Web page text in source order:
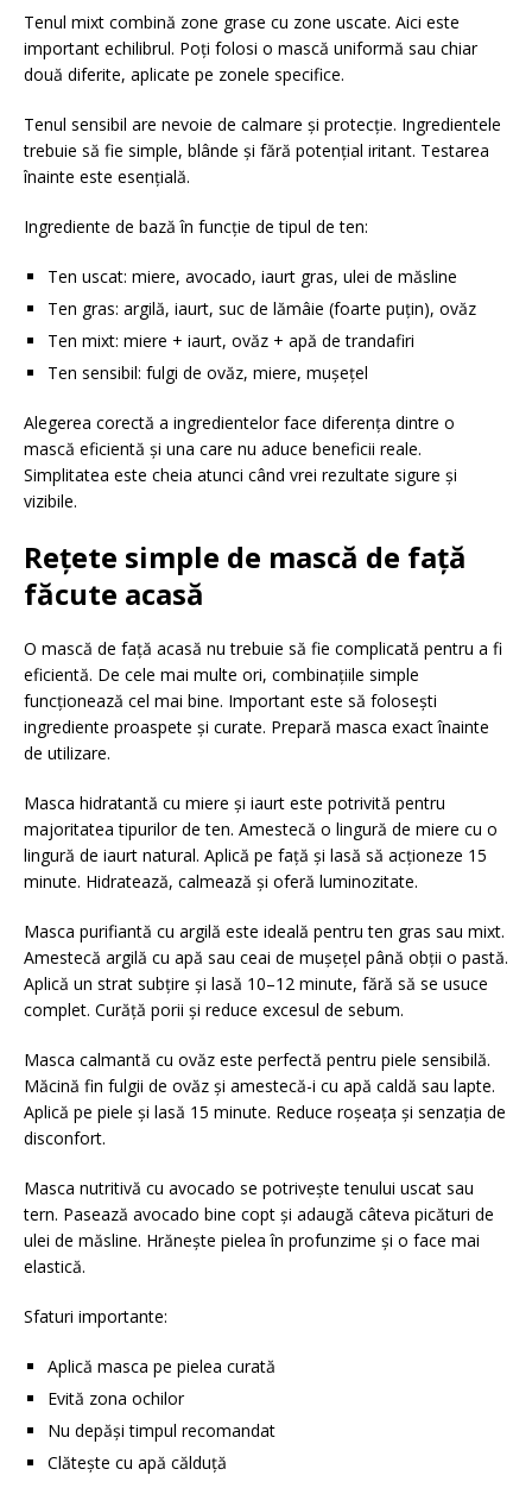
Tenul mixt combină zone grase cu zone uscate. Aici este
important echilibrul. Poți folosi o mască uniformă sau chiar
două diferite, aplicate pe zonele specifice.
Tenul sensibil are nevoie de calmare și protecție. Ingredientele
trebuie să fie simple, blânde și fără potențial iritant. Testarea
înainte este esențială.
Ingrediente de bază în funcție de tipul de ten:
Ten uscat: miere, avocado, iaurt gras, ulei de măsline
Ten gras: argilă, iaurt, suc de lămâie (foarte puțin), ovăz
Ten mixt: miere + iaurt, ovăz + apă de trandafiri
Ten sensibil: fulgi de ovăz, miere, mușețel
Alegerea corectă a ingredientelor face diferența dintre o
mască eficientă și una care nu aduce beneficii reale.
Simplitatea este cheia atunci când vrei rezultate sigure și
vizibile.
Rețete simple de mască de față
făcute acasă
O mască de față acasă nu trebuie să fie complicată pentru a fi
eficientă. De cele mai multe ori, combinațiile simple
funcționează cel mai bine. Important este să folosești
ingrediente proaspete și curate. Prepară masca exact înainte
de utilizare.
Masca hidratantă cu miere și iaurt este potrivită pentru
majoritatea tipurilor de ten. Amestecă o lingură de miere cu o
lingură de iaurt natural. Aplică pe față și lasă să acționeze 15
minute. Hidratează, calmează și oferă luminozitate.
Masca purifiantă cu argilă este ideală pentru ten gras sau mixt.
Amestecă argilă cu apă sau ceai de mușețel până obții o pastă.
Aplică un strat subțire și lasă 10–12 minute, fără să se usuce
complet. Curăță porii și reduce excesul de sebum.
Masca calmantă cu ovăz este perfectă pentru piele sensibilă.
Măcină fin fulgii de ovăz și amestecă-i cu apă caldă sau lapte.
Aplică pe piele și lasă 15 minute. Reduce roșeața și senzația de
disconfort.
Masca nutritivă cu avocado se potrivește tenului uscat sau
tern. Pasează avocado bine copt și adaugă câteva picături de
ulei de măsline. Hrănește pielea în profunzime și o face mai
elastică.
Sfaturi importante:
Aplică masca pe pielea curată
Evită zona ochilor
Nu depăși timpul recomandat
Clătește cu apă călduță